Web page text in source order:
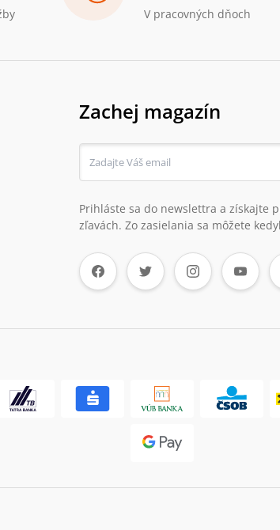
V pracovných dňoch
Zachej magazín
Prihláste sa do newslettra a získajte
zľavách. Zo zasielania sa môžete